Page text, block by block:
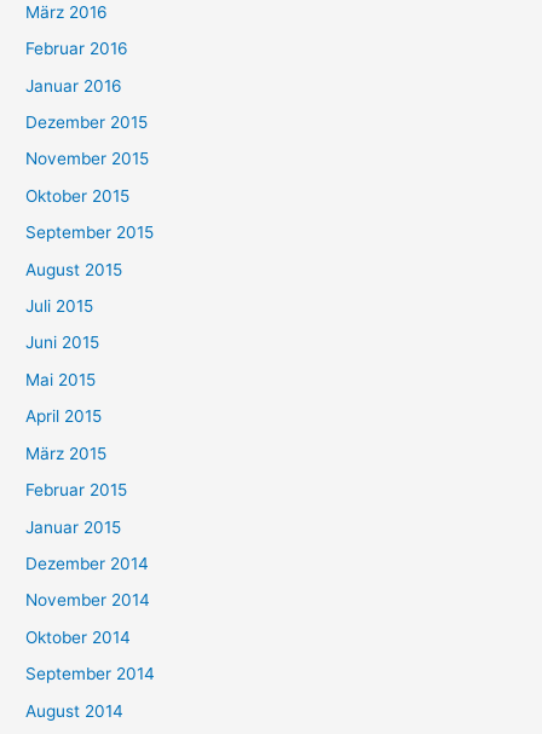
März 2016
Februar 2016
Januar 2016
Dezember 2015
November 2015
Oktober 2015
September 2015
August 2015
Juli 2015
Juni 2015
Mai 2015
April 2015
März 2015
Februar 2015
Januar 2015
Dezember 2014
November 2014
Oktober 2014
September 2014
August 2014